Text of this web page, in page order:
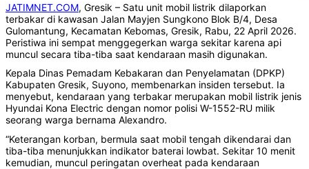
JATIMNET.COM, Gresik – Satu unit mobil listrik dilaporkan
terbakar di kawasan Jalan Mayjen Sungkono Blok B/4, Desa
Gulomantung, Kecamatan Kebomas, Gresik, Rabu, 22 April 2026.
Peristiwa ini sempat menggegerkan warga sekitar karena api
muncul secara tiba-tiba saat kendaraan masih digunakan.
Kepala Dinas Pemadam Kebakaran dan Penyelamatan (DPKP)
Kabupaten Gresik, Suyono, membenarkan insiden tersebut. Ia
menyebut, kendaraan yang terbakar merupakan mobil listrik jenis
Hyundai Kona Electric dengan nomor polisi W-1552-RU milik
seorang warga bernama Alexandro.
“Keterangan korban, bermula saat mobil tengah dikendarai dan
tiba-tiba menunjukkan indikator baterai lowbat. Sekitar 10 menit
kemudian, muncul peringatan overheat pada kendaraan